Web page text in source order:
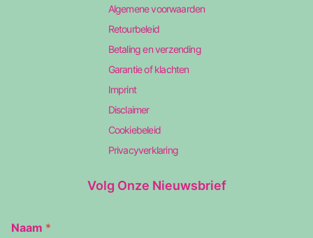
Algemene voorwaarden
Retourbeleid
Betaling en verzending
Garantie of klachten
Imprint
Disclaimer
Cookiebeleid
Privacyverklaring
Volg Onze Nieuwsbrief
Naam *